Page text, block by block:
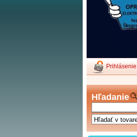
Prihlásenie
Hľadanie